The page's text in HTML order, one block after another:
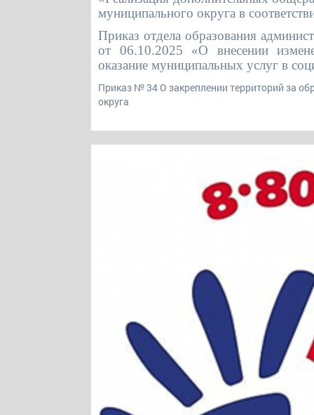
муниципального округа в
Приказ отдела образования
от 06.10.2025 «О внесении
оказание муниципальных услуг в
Приказ № 34 О закреплении территорий за
округа